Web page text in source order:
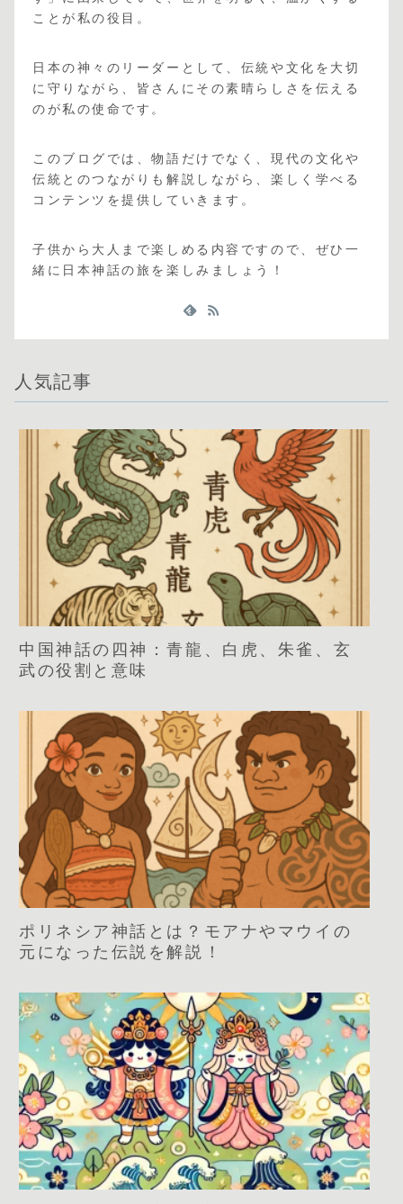
ことが私の役目。
日本の神々のリーダーとして、伝統や文化を大切
に守りながら、皆さんにその素晴らしさを伝える
のが私の使命です。
このブログでは、物語だけでなく、現代の文化や
伝統とのつながりも解説しながら、楽しく学べる
コンテンツを提供していきます。
子供から大人まで楽しめる内容ですので、ぜひ一
緒に日本神話の旅を楽しみましょう！
人気記事
中国神話の四神：青龍、白虎、朱雀、玄
武の役割と意味
ポリネシア神話とは？モアナやマウイの
元になった伝説を解説！